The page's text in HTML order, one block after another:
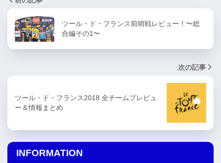
ツール・ド・フランス前哨戦レビュー！〜総
合編その1〜
次の記事
ツール・ド・フランス2018 全チームプレビュ
ー＆情報まとめ
INFORMATION